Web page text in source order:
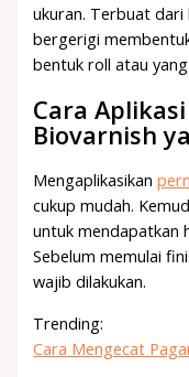
ukuran. Terbuat
bergerigi
bentuk roll atau
Cara
Biovarnish
Mengaplikasikan
cukup mudah.
untuk mendapatkan
Sebelum memulai
wajib dilakukan.
Trending:
Cara Mengecat